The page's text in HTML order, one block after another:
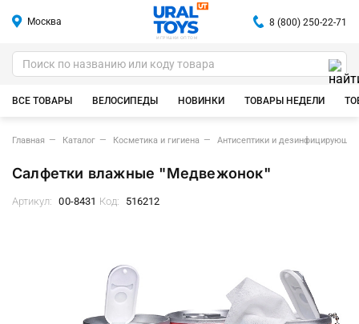
Москва
ИГРУШКИ ОПТОМ
8 (800) 250-22-71
ВСЕ ТОВАРЫ ВЕЛОСИПЕДЫ НОВИНКИ ТОВАРЫ НЕДЕЛИ
Главная Каталог Косметика и гигиена Антисептики и
Салфетки влажные "Медвежонок"
Артикул: 00-8431 Код: 516212